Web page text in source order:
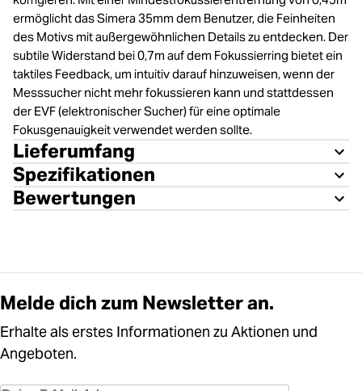
ermöglicht das Simera 35mm dem Benutzer, die Feinheiten
des Motivs mit außergewöhnlichen Details zu entdecken. Der
subtile Widerstand bei 0,7m auf dem Fokussierring bietet ein
taktiles Feedback, um intuitiv darauf hinzuweisen, wenn der
Messsucher nicht mehr fokussieren kann und stattdessen
der EVF (elektronischer Sucher) für eine optimale
Fokusgenauigkeit verwendet werden sollte.
Lieferumfang
Spezifikationen
Bewertungen
Melde dich zum Newsletter an.
Erhalte als erstes Informationen zu Aktionen und
Angeboten.